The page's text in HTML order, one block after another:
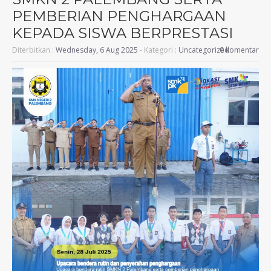
PEMBERIAN PENGHARGAAN
KEPADA SISWA BERPRESTASI
Diterbitkan : Wednesday, 6 Aug 2025 - Kategori : Uncategorized0 komentar